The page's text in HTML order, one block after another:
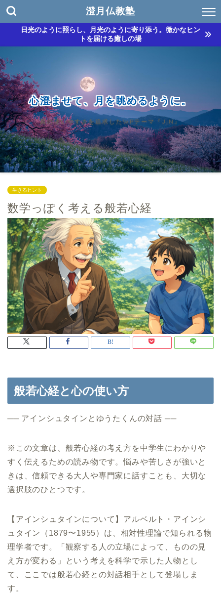
澄月仏教塾
日光のように照らし、月光のように寄り添う。微かなヒン
トを届ける癒しの場
心澄ませて、月を眺めるように。
真の使いやすさを追求したWPテーマ『JIN』
生きるヒント
数学っぽく考える般若心経
般若心経と心の使い方
── アインシュタインとゆうたくんの対話 ──
※この文章は、般若心経の考え方を中学生にわかりや
すく伝えるための読み物です。悩みや苦しさが強いと
きは、信頼できる大人や専門家に話すことも、大切な
選択肢のひとつです。
【アインシュタインについて】アルベルト・アインシ
ュタイン（1879〜1955）は、相対性理論で知られる物
理学者です。「観察する人の立場によって、ものの見
え方が変わる」という考えを科学で示した人物とし
て、ここでは般若心経との対話相手として登場しま
す。